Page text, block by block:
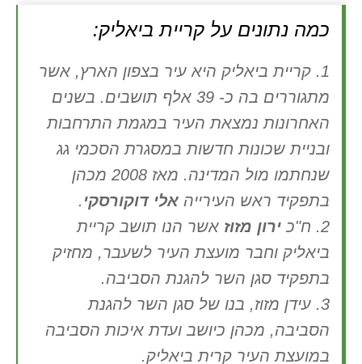
כמה נתונים על קריית ביאליק:
1. קריית ביאליק היא עיר בצפון הארץ, אשר
מתגוררים בה כ- 39 אלף תושבים. בשנים
האחרונות נמצאת העיר במגמת התרחבות
ובניית שכונות חדשות במסגרת הסכמי גג
שנחתמו מול המדינה. מאז 2008 מכהן
בתפקיד ראש העירייה אלי דוקורסקי .
2. ח"כ
ירון מזוז אשר הנו תושב קריית
ביאליק וחבר מועצת העיר לשעבר, מחזיק
בתפקיד סגן השר להגנת הסביבה.
3. עידן מזוז, בנו של סגן השר להגנת
הסביבה, מכהן כיושב ועדת איכות הסביבה
במועצת העיר קרית ביאליק.